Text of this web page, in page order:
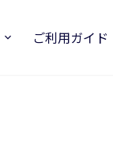
ご利用ガイド